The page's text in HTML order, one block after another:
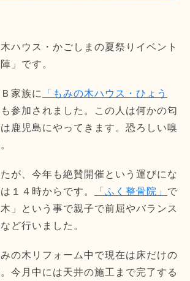
ハウス・かごしまの夏祭りイベント
」です。
家族に
「もみの木ハウス・ひょう
参加されました。この人は何かの匂
鹿児島にやってきます。恐ろしい嗅
が、今年も絶賛開催という運びにな
１４時からです。
「ふく整骨院」 で
木」という事で親子で前屈やバランス
ど行いました。
の木リフォーム中で現在は床だけの
今月中には天井の施工まで完了する